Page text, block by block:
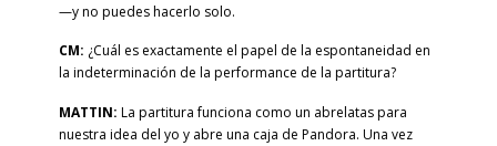
—y no puedes hacerlo solo.
CM: ¿Cuál es exactamente el papel de la espontaneidad en
la indeterminación de la performance de la partitura?
MATTIN: La partitura funciona como un abrelatas para
nuestra idea del yo y abre una caja de Pandora. Una vez